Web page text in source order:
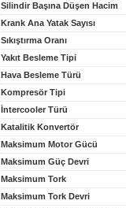
Silindir Başına Düşen Hacim
Krank Ana Yatak Sayısı
Sıkıştırma Oranı
Yakıt Besleme Tipi
Hava Besleme Türü
Kompresör Tipi
İntercooler Türü
Katalitik Konvertör
Maksimum Motor Gücü
Maksimum Güç Devri
Maksimum Tork
Maksimum Tork Devri